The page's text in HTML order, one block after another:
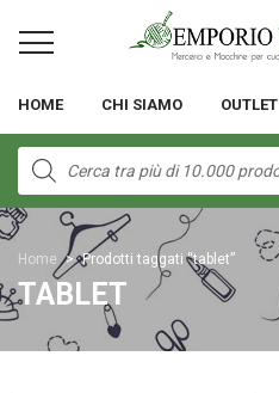
HOME CHI SIAMO OUTLET
Products
search
Home > Prodotti taggati “tablet”
TABLET